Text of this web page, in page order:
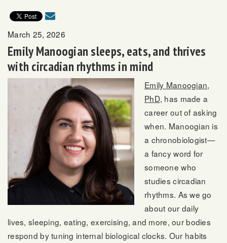
March 25, 2026
Emily Manoogian sleeps, eats, and thrives
with circadian rhythms in mind
Emily Manoogian,
PhD, has made a
career out of asking
when. Manoogian is
a chronobiologist—
a fancy word for
someone who
studies circadian
rhythms. As we go
about our daily
lives, sleeping, eating, exercising, and more, our bodies
respond by tuning internal biological clocks. Our habits